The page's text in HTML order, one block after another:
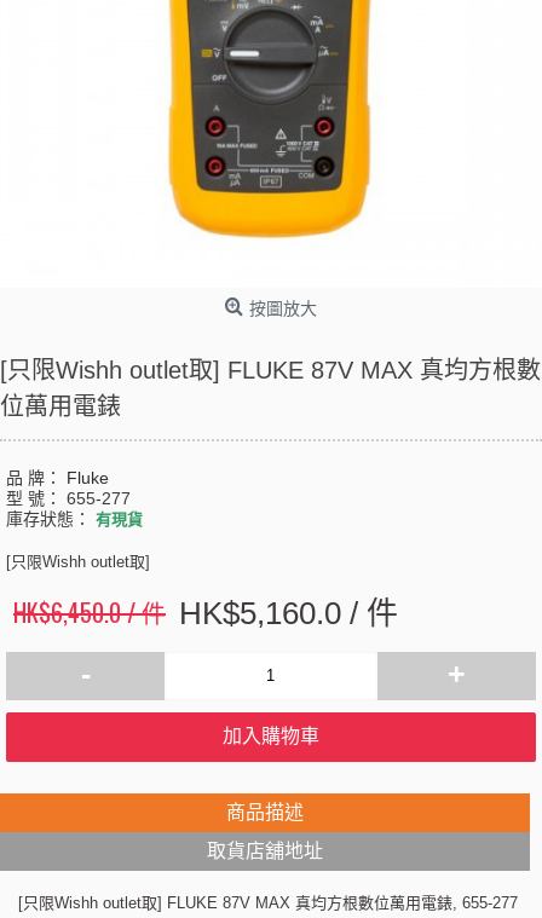
按圖放大
[只限Wishh outlet取] FLUKE 87V MAX 真均方根數
位萬用電錶
品 牌： Fluke
型 號： 655-277
庫存狀態： 有現貨
[只限Wishh outlet取]
HK$6,450.0 / 件 HK$5,160.0 / 件
- +
加入購物車
商品描述
取貨店舖地址
[只限Wishh outlet取] FLUKE 87V MAX 真均方根數位萬用電錶, 655-277